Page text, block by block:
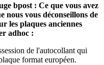
bpost : Ce que vous avez
nous vous déconseillons de
les plaques anciennes
adhoc :
de l'autocollant qui
format européen.